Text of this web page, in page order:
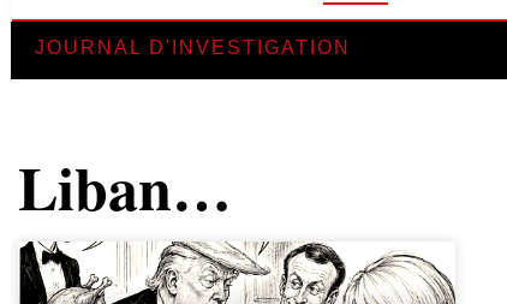
JOURNAL D'INVESTIGATION
Liban…